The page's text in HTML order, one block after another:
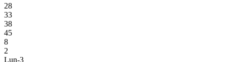
28
33
38
45
8
2
Lun-3